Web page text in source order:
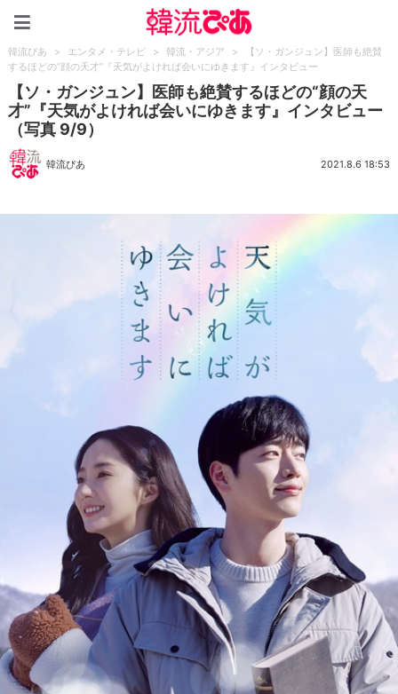
韓流ぴあ > エンタメ・テレビ > 韓流・アジア >
【ソ・ガンジュン】医師も絶賛
するほどの“顔の天才”『天気がよければ会いにゆきます』インタビュー
【ソ・ガンジュン】医師も絶賛するほどの“顔の天
才”『天気がよければ会いにゆきます』インタビュー
（写真 9/9）
韓流ぴあ 2021.8.6 18:53